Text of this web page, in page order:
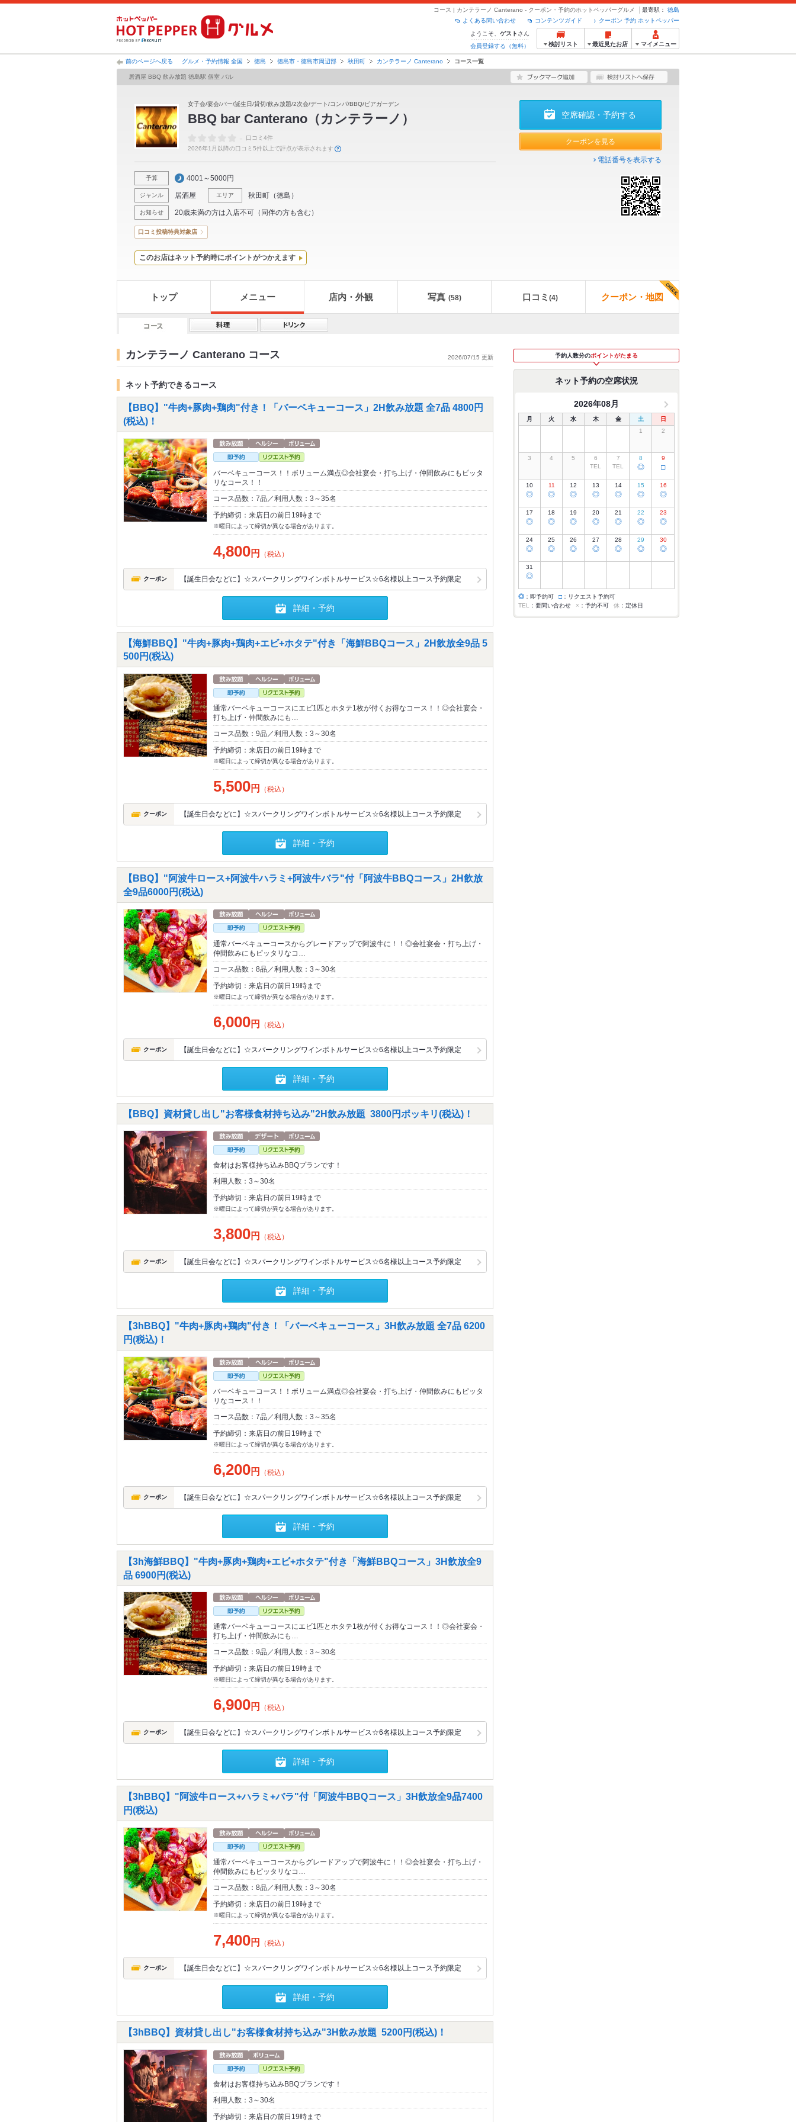
コース | カンテラーノ Canterano - クーポン・予約のホットペッパーグルメ 最寄駅：
徳島
クーポン 予約 ホットペッパー
コンテンツガイド
よくある問い合わせ
ようこそ、 ゲスト さん
会員登録する（無料）
検討リスト 最近見たお店 マイメニュー
前のページへ戻る グルメ・予約情報 全国 徳島 徳島市・徳島市周辺部 秋田町 カンテラーノ Canterano コース一覧
居酒屋 BBQ 飲み放題 徳島駅 個室 バル
女子会/宴会/バー/誕生日/貸切/飲み放題/2次会/デート/コンパ/BBQ/ビアガーデン
BBQ bar Canterano（カンテラーノ）
口コミ4件
2026年1月以降の口コミ5件以上で評点が表示されます
予算 4001～5000円
ジャンル 居酒屋 エリア 秋田町 （徳島 ）
お知らせ 20歳未満の方は入店不可（同伴の方も含む）
空席確認・予約する
クーポンを見る
電話番号を表示する
口コミ投稿特典対象店
このお店はネット予約時にポイントがつかえます
トップ メニュー 店内・外観 写真 (58) 口コミ (4) クーポン・地図
カンテラーノ Canterano コース 2026/07/15 更新
ネット予約できるコース
【BBQ】"牛肉+豚肉+鶏肉"付き！「バーベキューコース」2H飲み放題 全7品 4800円
(税込)！
バーベキューコース！！ボリューム満点◎会社宴会・打ち上げ・仲間飲みにもピッタ
リなコース！！
コース品数：7品／利用人数：3～35名
予約締切：来店日の前日19時まで
※曜日によって締切が異なる場合があります。
4,800円 （税込）
クーポン 【誕生日会などに】☆スパークリングワインボトルサービス☆6名様以上コース予約限定
詳細・予約
【海鮮BBQ】"牛肉+豚肉+鶏肉+エビ+ホタテ"付き「海鮮BBQコース」2H飲放全9品 5
500円(税込)
通常バーベキューコースにエビ1匹とホタテ1枚が付くお得なコース！！◎会社宴会・
打ち上げ・仲間飲みにも…
コース品数：9品／利用人数：3～30名
予約締切：来店日の前日19時まで
※曜日によって締切が異なる場合があります。
5,500円 （税込）
クーポン 【誕生日会などに】☆スパークリングワインボトルサービス☆6名様以上コース予約限定
詳細・予約
【BBQ】"阿波牛ロース+阿波牛ハラミ+阿波牛バラ"付「阿波牛BBQコース」2H飲放
全9品6000円(税込)
通常バーベキューコースからグレードアップで阿波牛に！！◎会社宴会・打ち上げ・
仲間飲みにもピッタリなコ…
コース品数：8品／利用人数：3～30名
予約締切：来店日の前日19時まで
※曜日によって締切が異なる場合があります。
6,000円 （税込）
クーポン 【誕生日会などに】☆スパークリングワインボトルサービス☆6名様以上コース予約限定
詳細・予約
【BBQ】資材貸し出し"お客様食材持ち込み"2H飲み放題 3800円ポッキリ(税込)！
食材はお客様持ち込みBBQプランです！
利用人数：3～30名
予約締切：来店日の前日19時まで
※曜日によって締切が異なる場合があります。
3,800円 （税込）
クーポン 【誕生日会などに】☆スパークリングワインボトルサービス☆6名様以上コース予約限定
詳細・予約
【3hBBQ】"牛肉+豚肉+鶏肉"付き！「バーベキューコース」3H飲み放題 全7品 6200
円(税込)！
バーベキューコース！！ボリューム満点◎会社宴会・打ち上げ・仲間飲みにもピッタ
リなコース！！
コース品数：7品／利用人数：3～35名
予約締切：来店日の前日19時まで
※曜日によって締切が異なる場合があります。
6,200円 （税込）
クーポン 【誕生日会などに】☆スパークリングワインボトルサービス☆6名様以上コース予約限定
詳細・予約
【3h海鮮BBQ】"牛肉+豚肉+鶏肉+エビ+ホタテ"付き「海鮮BBQコース」3H飲放全9
品 6900円(税込)
通常バーベキューコースにエビ1匹とホタテ1枚が付くお得なコース！！◎会社宴会・
打ち上げ・仲間飲みにも…
コース品数：9品／利用人数：3～30名
予約締切：来店日の前日19時まで
※曜日によって締切が異なる場合があります。
6,900円 （税込）
クーポン 【誕生日会などに】☆スパークリングワインボトルサービス☆6名様以上コース予約限定
詳細・予約
【3hBBQ】"阿波牛ロース+ハラミ+バラ"付「阿波牛BBQコース」3H飲放全9品7400
円(税込)
通常バーベキューコースからグレードアップで阿波牛に！！◎会社宴会・打ち上げ・
仲間飲みにもピッタリなコ…
コース品数：8品／利用人数：3～30名
予約締切：来店日の前日19時まで
※曜日によって締切が異なる場合があります。
7,400円 （税込）
クーポン 【誕生日会などに】☆スパークリングワインボトルサービス☆6名様以上コース予約限定
詳細・予約
【3hBBQ】資材貸し出し"お客様食材持ち込み"3H飲み放題 5200円(税込)！
食材はお客様持ち込みBBQプランです！
利用人数：3～30名
予約締切：来店日の前日19時まで
予約人数分のポイントがたまる
ネット予約の空席状況
2026年08月
月 火 水 木 金 土
日
1
2
3 4 5
6
TEL
7
TEL
8
◎
9
□
10
◎
11
◎
12
◎
13
◎
14
◎
15
◎
16
◎
17
◎
18
◎
19
◎
20
◎
21
◎
22
◎
23
◎
24
◎
25
◎
26
◎
27
◎
28
◎
29
◎
30
◎
31
◎
◎ ：即予約可 □ ：リクエスト予約可
TEL
：要問い合わせ × ：予約不可 休 ：定休日